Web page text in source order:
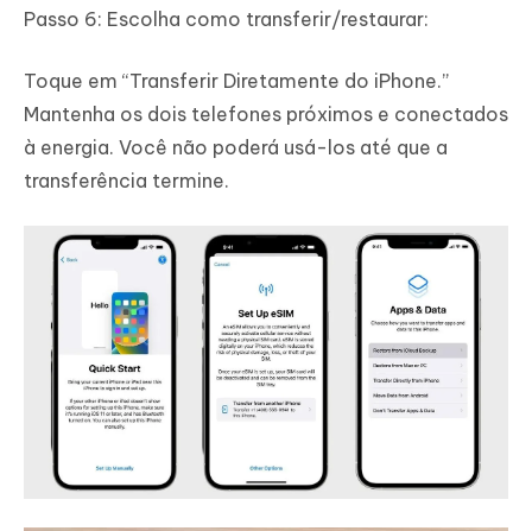
Passo 6: Escolha como transferir/restaurar:
Toque em “Transferir Diretamente do iPhone.”
Mantenha os dois telefones próximos e conectados
à energia. Você não poderá usá-los até que a
transferência termine.